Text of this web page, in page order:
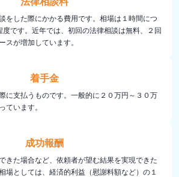
をした際にかかる費用です。相場は１時間につ
です。近年では、初回の法律相談は無料、２回
スが増加しています。
着手金
に支払うものです。一般的に２０万円～３０万
ています。
成功報酬
きた場合など、依頼者が望む結果を実現できた
場としては、経済的利益（慰謝料額など）の１